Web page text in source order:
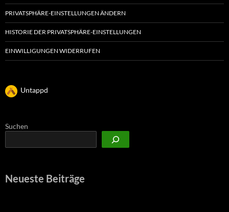
PRIVATSPHÄRE-EINSTELLUNGEN ÄNDERN
HISTORIE DER PRIVATSPHÄRE-EINSTELLUNGEN
EINWILLIGUNGEN WIDERRUFEN
Untappd
Suchen
Neueste Beiträge